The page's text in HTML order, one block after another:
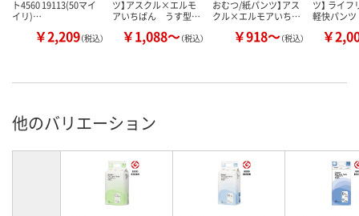
ト4560 19113(50マイ
イリ)…
￥2,209（税込）
ツ】アスクル×エルモ
アいちばん うす型…
￥1,088～（税込）
おむつ/紙パンツ】アス
クル×エルモアいち…
￥918～（税込）
ツ】 ライ
軽快パン
￥
他のバリエーション